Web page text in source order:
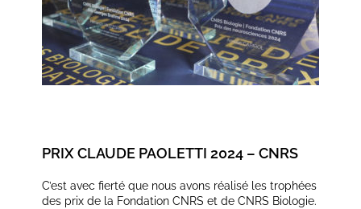
PRIX CLAUDE PAOLETTI 2024 – CNRS
C’est avec fierté que nous avons réalisé les trophées
des prix de la Fondation CNRS et de CNRS Biologie.